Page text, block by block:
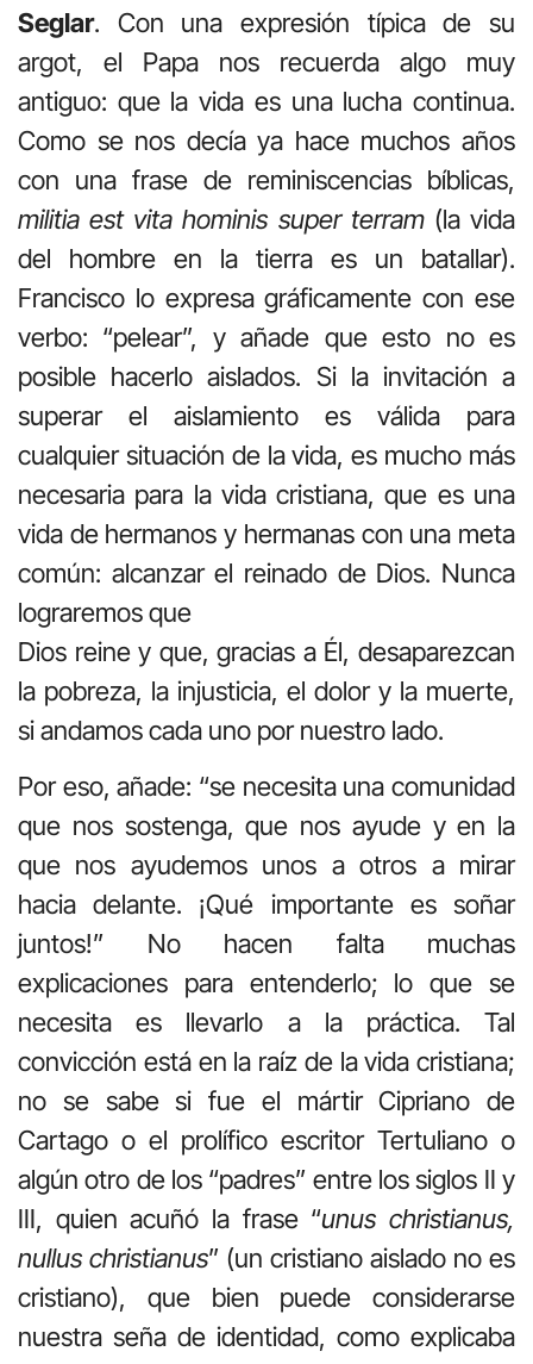
Seglar. Con una expresión típica de su
argot, el Papa nos recuerda algo muy
antiguo: que la vida es una lucha continua.
Como se nos decía ya hace muchos años
con una frase de reminiscencias bíblicas,
militia est vita hominis super terram(la vida
del hombre en la tierra es un batallar).
Francisco lo expresa gráficamente con ese
verbo: “pelear”, y añade que esto no es
posible hacerlo aislados. Si la invitación a
superar el aislamiento es válida para
cualquier situación de la vida, es mucho más
necesaria para la vida cristiana, que es una
vida de hermanos y hermanas con una meta
común: alcanzar el reinado de Dios. Nunca
lograremos que
Dios reine y que, gracias a Él, desaparezcan
la pobreza, la injusticia, el dolor y la muerte,
si andamos cada uno por nuestro lado.
Por eso, añade: “se necesita una comunidad
que nos sostenga, que nos ayude y en la
que nos ayudemos unos a otros a mirar
hacia delante. ¡Qué importante es soñar
juntos!” No hacen falta muchas
explicaciones para entenderlo; lo que se
necesita es llevarlo a la práctica. Tal
convicción está en la raíz de la vida cristiana;
no se sabe si fue el mártir Cipriano de
Cartago o el prolífico escritor Tertuliano o
algún otro de los “padres” entre los siglos II y
III, quien acuñó la frase “unus christianus,
nullus christianus” (un cristiano aislado no es
cristiano), que bien puede considerarse
nuestra seña de identidad, como explicaba